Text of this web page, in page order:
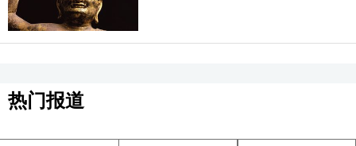
热门报道